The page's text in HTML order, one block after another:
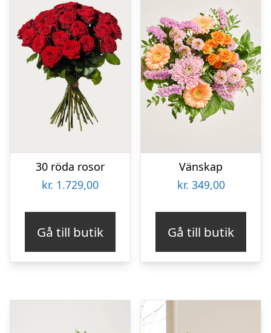
30 röda rosor
kr. 1.729,00
Gå till butik
Vänskap
kr. 349,00
Gå till butik